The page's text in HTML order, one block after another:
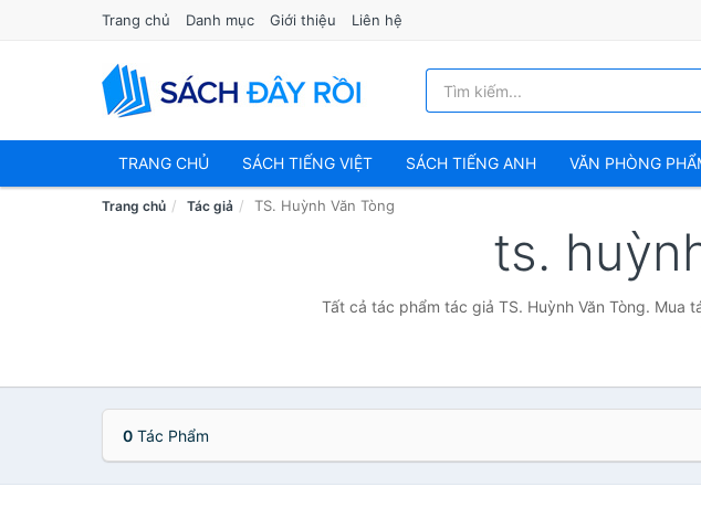
Trang chủ Danh mục Giới thiệu Liên hệ
TRANG CHỦ SÁCH TIẾNG VIỆT SÁCH TIẾNG ANH VĂN PHÒNG
Trang chủ Tác giả TS. Huỳnh Văn Tòng
ts.
Tất cả tác phẩm tác giả TS. Huỳnh Văn Tòng. Mua
0 Tác Phẩm